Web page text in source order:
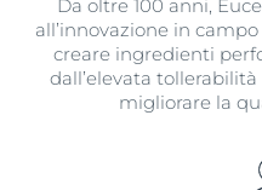
Da oltre 100 anni,
all’innovazione in
creare ingredienti
dall’elevata
migliorare la